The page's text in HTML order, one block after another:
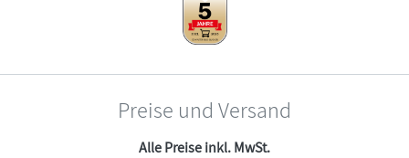
Preise und Versand
Alle Preise inkl. MwSt.